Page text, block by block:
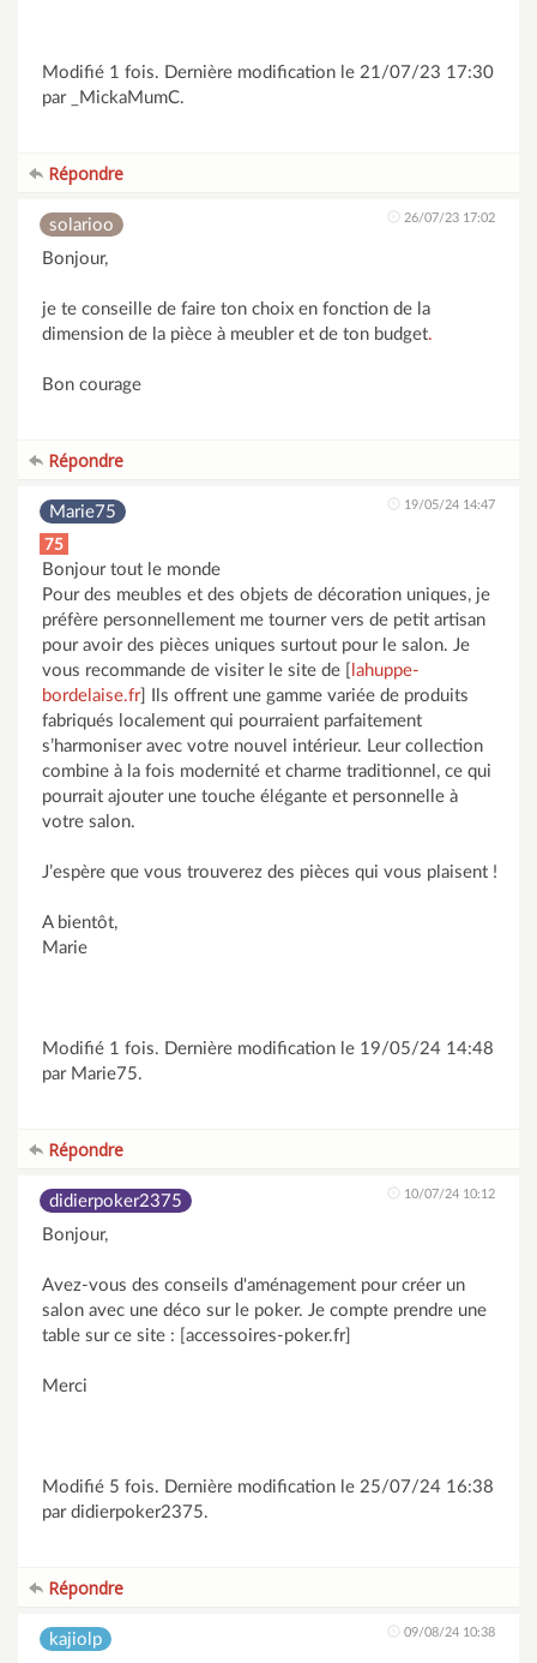
Modifié 1 fois. Dernière modification le 21/07/23 17:30
par _MickaMumC.
Répondre
solarioo 26/07/23 17:02
Bonjour,
je te conseille de faire ton choix en fonction de la
dimension de la pièce à meubler et de ton budget.
Bon courage
Répondre
Marie75 19/05/24 14:47
75
Bonjour tout le monde
Pour des meubles et des objets de décoration uniques, je
préfère personnellement me tourner vers de petit artisan
pour avoir des pièces uniques surtout pour le salon. Je
vous recommande de visiter le site de [
lahuppe-
bordelaise.fr] Ils offrent une gamme variée de produits
fabriqués localement qui pourraient parfaitement
s’harmoniser avec votre nouvel intérieur. Leur collection
combine à la fois modernité et charme traditionnel, ce qui
pourrait ajouter une touche élégante et personnelle à
votre salon.
J’espère que vous trouverez des pièces qui vous plaisent !
A bientôt,
Marie
Modifié 1 fois. Dernière modification le 19/05/24 14:48
par Marie75.
Répondre
didierpoker2375 10/07/24 10:12
Bonjour,
Avez-vous des conseils d'aménagement pour créer un
salon avec une déco sur le poker. Je compte prendre une
table sur ce site : [accessoires-poker.fr]
Merci
Modifié 5 fois. Dernière modification le 25/07/24 16:38
par didierpoker2375.
Répondre
kajiolp 09/08/24 10:38